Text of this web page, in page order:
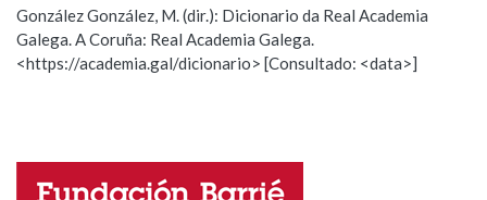
OUTRAS OPCIÓNS DE BUSCA
Marcas gramaticais
Observación Hai un erro na palabra
Propoño mellorar a definición
Nome
González González, M. (dir.): Dicionario da Real Academia
Galega. A Coruña: Real Academia Galega.
<https://academia.gal/dicionario> [Consultado: <data>]